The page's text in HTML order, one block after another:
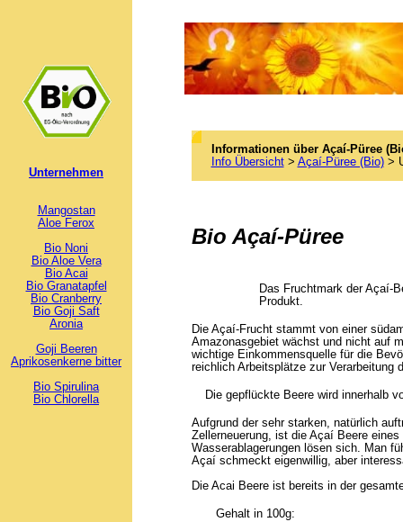
Unternehmen
Mangostan
Aloe Ferox
Bio Noni
Bio Aloe Vera
Bio Acai
Bio Granatapfel
Bio Cranberry
Bio Goji Saft
Aronia
Goji Beeren
Aprikosenkerne bitter
Bio Spirulina
Bio Chlorella
Informationen über Açaí-Püree
Info Übersicht> Açaí-Püree (Bio)>
Bio Açaí-Püree
Das Fruchtmark der Açaí-
Produkt.
Die Açaí-Frucht stammt von einer
Amazonasgebiet wächst und nicht auf
wichtige Einkommensquelle für die
reichlich Arbeitsplätze zur Verarbeitung
Die gepflückte Beere wird innerhalb
Aufgrund der sehr starken, natürlich
Zellerneuerung, ist die Açaí Beere
Wasserablagerungen lösen sich. Man
Açaí schmeckt eigenwillig, aber
Die Acai Beere ist bereits in der
Gehalt in 100g: